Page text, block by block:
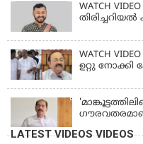
WATCH
WATCH
ഉറ്റു നോക്കി
LATEST VIDEOS VIDEOS